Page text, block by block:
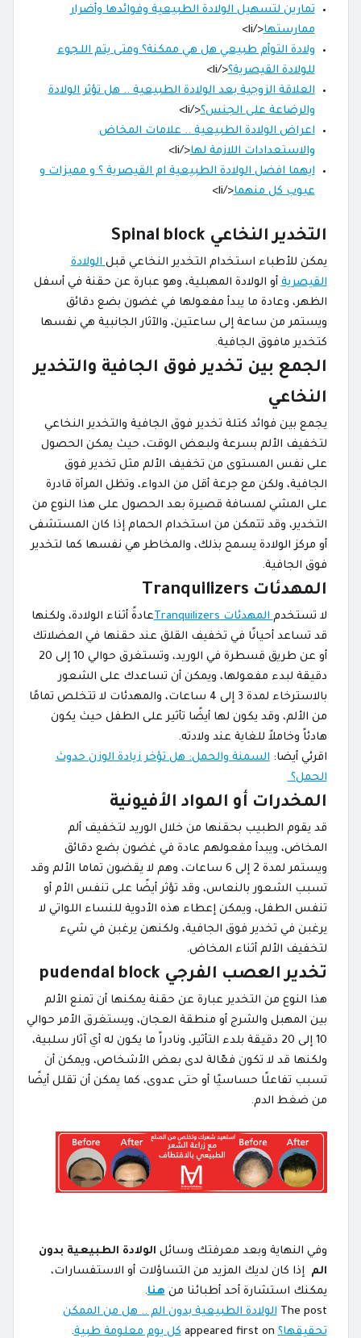
تمارين لتسهيل الولادة الطبيعية وفوائدها وأضرار
ممارستها</li>
ولادة التوأم طبيعي هل هي ممكنة؟ ومتى يتم اللجوء
للولادة القيصرية؟</li>
العلاقة الزوجية بعد الولادة الطبيعية .. هل تؤثر الولادة
والرضاعة على الجنس؟</li>
اعراض الولادة الطبيعية .. علامات المخاض
والاستعدادات اللازمة لها</li>
ايهما افضل الولادة الطبيعية ام القيصرية ؟ و مميزات و
عيوب كل منهما</li>
التخدير النخاعي Spinal block
يمكن للأطباء استخدام التخدير النخاعي قبل الولادة
القيصرية أو الولادة المهبلية، وهو عبارة عن حقنة في أسفل
الظهر، وعادة ما يبدأ مفعولها في غضون بضع دقائق
ويستمر من ساعة إلى ساعتين، والآثار الجانبية هي نفسها
كتخدير مافوق الجافية.
الجمع بين تخدير فوق الجافية والتخدير
النخاعي
يجمع بين فوائد كتلة تخدير فوق الجافية والتخدير النخاعي
لتخفيف الألم بسرعة ولبعض الوقت، حيث يمكن الحصول
على نفس المستوى من تخفيف الألم مثل تخدير فوق
الجافية، ولكن مع جرعة أقل من الدواء، وتظل المرأة قادرة
على المشي لمسافة قصيرة بعد الحصول على هذا النوع من
التخدير، وقد تتمكن من استخدام الحمام إذا كان المستشفى
أو مركز الولادة يسمح بذلك، والمخاطر هي نفسها كما لتخدير
فوق الجافية.
المهدئات Tranquilizers
لا تستخدم المهدئات Tranquilizers
عادةً أثناء الولادة، ولكنها
قد تساعد أحيانًا في تخفيف القلق عند حقنها في العضلاتك
أو عن طريق قسطرة في الوريد، وتستغرق حوالي 10 إلى 20
دقيقة لبدء مفعولها، ويمكن أن تساعدك على الشعور
بالاسترخاء لمدة 3 إلى 4 ساعات، والمهدئات لا تتخلص تمامًا
من الألم، وقد يكون لها أيضًا تأثير على الطفل حيث يكون
هادئاً وخاملاً للغاية عند ولادته.
اقرئي أيضا: السمنة والحمل: هل تؤخر زيادة الوزن حدوث
الحمل؟
المخدرات أو المواد الأفيونية
قد يقوم الطبيب بحقنها من خلال الوريد لتخفيف ألم
المخاض، ويبدأ مفعولهم عادة في غضون بضع دقائق
ويستمر لمدة 2 إلى 6 ساعات، وهم لا يقضون تماما الألم وقد
تسبب الشعور بالنعاس، وقد تؤثر أيضًا على تنفس الأم أو
تنفس الطفل، ويمكن إعطاء هذه الأدوية للنساء اللواتي لا
يرغبن في تخدير فوق الجافية، ولكنهن يرغبن في شيء
لتخفيف الألم أثناء المخاض.
تخدير العصب الفرجي pudendal block
هذا النوع من التخدير عبارة عن حقنة يمكنها أن تمنع الألم
بين المهبل والشرج أو منطقة العجان، ويستغرق الأمر حوالي
10 إلى 20 دقيقة بلدء التأثير، ونادراً ما يكون له أي آثار سلبية،
ولكنها قد لا تكون فعّالة لدى بعض الأشخاص، ويمكن أن
تسبب تفاعلًا حساسيًا أو حتى عدوى، كما يمكن أن تقلل أيضًا
من ضغط الدم.
وفي النهاية وبعد معرفتك وسائل الولادة الطبيعية بدون
الم إذا كان لديك المزيد من التساؤلات أو الاستفسارات،
يمكنك استشارة أحد أطبائنا من هنا.
The post الولادة الطبيعية بدون الم .. هل من الممكن
تحقيقها؟
كل يوم معلومة طبية.